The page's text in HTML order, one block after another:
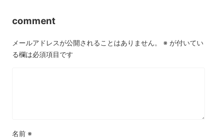
comment
メールアドレスが公開されることはありません。 ※ が付いてい
る欄は必須項目です
名前 ※